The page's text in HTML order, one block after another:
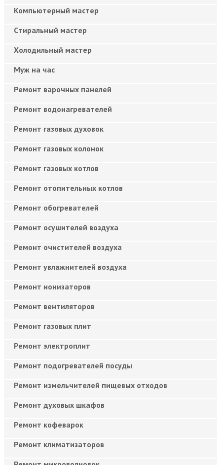
Компьютерный мастер
Cтиральный мастер
Холодильный мастер
Муж на час
Ремонт варочных панелей
Ремонт водонагревателей
Ремонт газовых духовок
Ремонт газовых колонок
Ремонт газовых котлов
Ремонт отопительных котлов
Ремонт обогревателей
Ремонт осушителей воздуха
Ремонт очистителей воздуха
Ремонт увлажнителей воздуха
Ремонт ионизаторов
Ремонт вентиляторов
Ремонт газовых плит
Ремонт электроплит
Ремонт подогревателей посуды
Ремонт измельчителей пищевых отходов
Ремонт духовых шкафов
Ремонт кофеварок
Ремонт климатизаторов